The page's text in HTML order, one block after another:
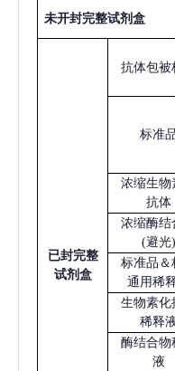
未开封完整试剂盒
已封完整
试剂盒
抗体包被
标准
浓缩生物
抗体
浓缩酶结
(避光)
标准品＆
通用稀
生物素化
稀释
酶结合物
液